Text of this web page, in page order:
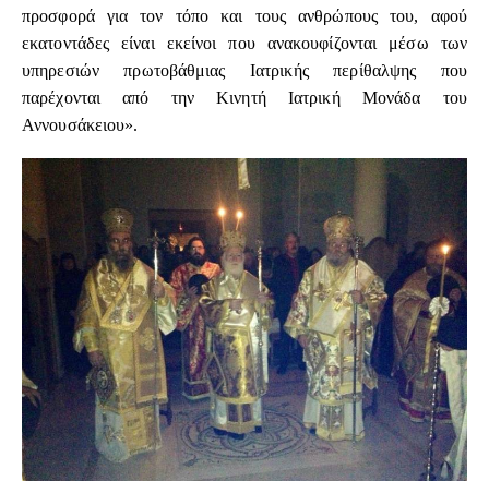
προσφορά για τον τόπο και τους ανθρώπους του, αφού
εκατοντάδες είναι εκείνοι που ανακουφίζονται μέσω των
υπηρεσιών πρωτοβάθμιας Ιατρικής περίθαλψης που
παρέχονται από την Κινητή Ιατρική Μονάδα του
Αννουσάκειου».